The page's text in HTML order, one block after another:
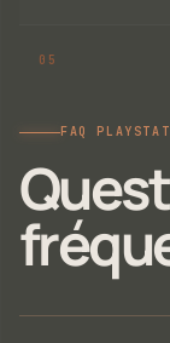
FAQ